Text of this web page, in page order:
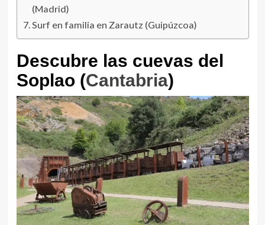
(Madrid)
Surf en familia en Zarautz (Guipúzcoa)
Descubre las cuevas del
Soplao (Cantabria)